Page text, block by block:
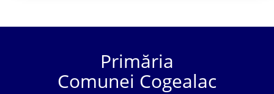
Primăria
Comunei Cogealac